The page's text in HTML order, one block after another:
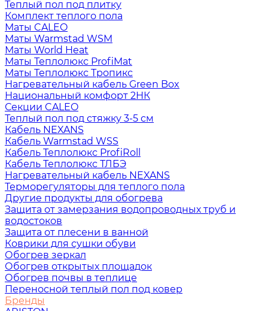
Теплый пол под плитку
Комплект теплого пола
Маты CALEO
Маты Warmstad WSM
Маты World Heat
Маты Теплолюкс ProfiMat
Маты Теплолюкс Тропикс
Нагревательный кабель Green Box
Национальный комфорт 2НК
Секции CALEO
Теплый пол под стяжку 3-5 см
Кабель NEXANS
Кабель Warmstad WSS
Кабель Теплолюкс ProfiRoll
Кабель Теплолюкс ТЛБЭ
Нагревательный кабель NEXANS
Терморегуляторы для теплого пола
Другие продукты для обогрева
Защита от замерзания водопроводных труб и
водостоков
Защита от плесени в ванной
Коврики для сушки обуви
Обогрев зеркал
Обогрев открытых площадок
Обогрев почвы в теплице
Переносной теплый пол под ковер
Бренды